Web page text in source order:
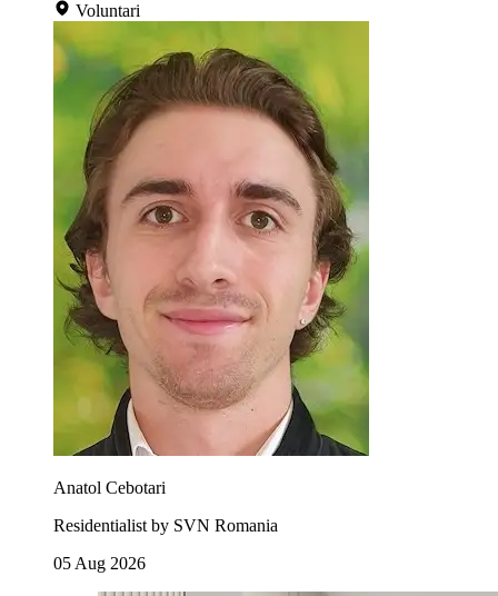
Voluntari
Anatol Cebotari
Residentialist by SVN Romania
05 Aug 2026